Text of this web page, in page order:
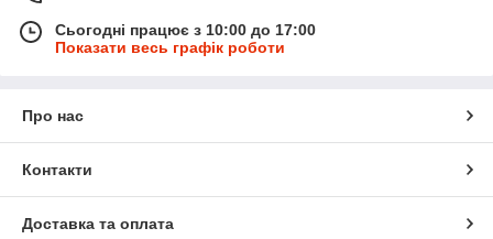
Сьогодні працює з 10:00 до 17:00
Показати весь графік роботи
Про нас
Контакти
Доставка та оплата